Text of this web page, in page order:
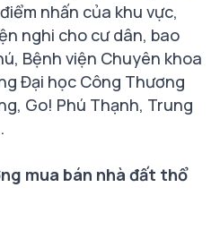
nhấn của khu vực,
nghi cho cư dân, bao
Bệnh viện Chuyên khoa
Đại học Công Thương
Go! Phú Thạnh, Trung
mua bán nhà đất thổ